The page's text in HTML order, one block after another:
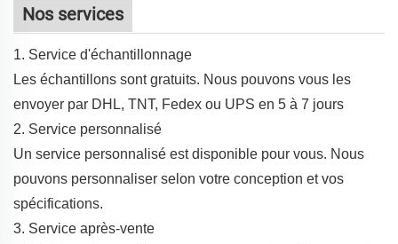
Nos services
1. Service d'échantillonnage
Les échantillons sont gratuits. Nous pouvons vous les
envoyer par DHL, TNT, Fedex ou UPS en 5 à 7 jours
2. Service personnalisé
Un service personnalisé est disponible pour vous. Nous
pouvons personnaliser selon votre conception et vos
spécifications.
3. Service après-vente